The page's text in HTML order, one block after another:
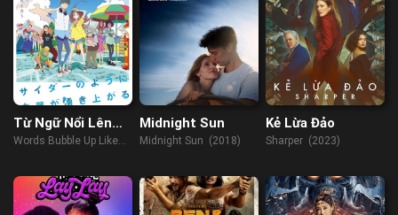
Từ Ngữ Nổi Lên
Như Bọt Soda
Words Bubble Up Like
Midnight Sun
Midnight Sun (2018)
Kẻ Lừa Đảo
Sharper (2023)